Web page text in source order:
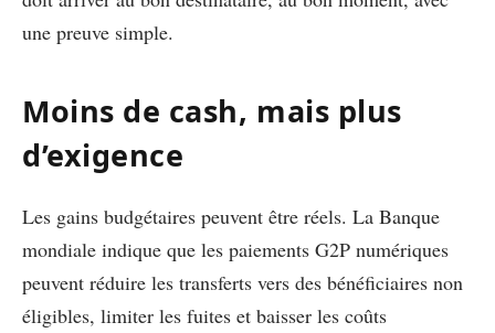
une preuve simple.
Moins de cash, mais plus
d’exigence
Les gains budgétaires peuvent être réels. La Banque
mondiale indique que les paiements G2P numériques
peuvent réduire les transferts vers des bénéficiaires non
éligibles, limiter les fuites et baisser les coûts